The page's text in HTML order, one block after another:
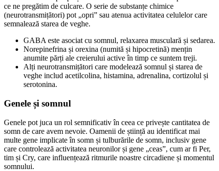
ce ne pregătim de culcare. O serie de substanțe chimice
(neurotransmițători) pot „opri” sau atenua activitatea celulelor care
semnalează starea de veghe.
GABA este asociat cu somnul, relaxarea musculară și sedarea.
Norepinefrina și orexina (numită și hipocretină) mențin
anumite părți ale creierului active în timp ce suntem treji.
Alți neurotransmițători care modelează somnul și starea de
veghe includ acetilcolina, histamina, adrenalina, cortizolul și
serotonina.
Genele și somnul
Genele pot juca un rol semnificativ în ceea ce privește cantitatea de
somn de care avem nevoie. Oamenii de știință au identificat mai
multe gene implicate în somn și tulburările de somn, inclusiv gene
care controlează activitatea neuronilor și gene „ceas”, cum ar fi Per,
tim și Cry, care influențează ritmurile noastre circadiene și momentul
somnului.